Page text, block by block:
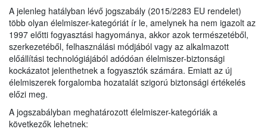
A jelenleg hatályban lévő jogszabály (2015/2283 EU rendelet)
több olyan élelmiszer-kategóriát ír le, amelynek ha nem igazolt az
1997 előtti fogyasztási hagyománya, akkor azok természetéből,
szerkezetéből, felhasználási módjából vagy az alkalmazott
előállítási technológiájából adódóan élelmiszer-biztonsági
kockázatot jelenthetnek a fogyasztók számára. Emiatt az új
élelmiszerek forgalomba hozatalát szigorú biztonsági értékelés
előzi meg.
A jogszabályban meghatározott élelmiszer-kategóriák a
következők lehetnek: